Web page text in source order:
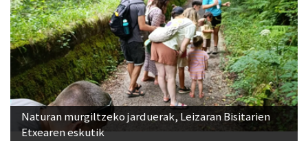
Naturan murgiltzeko jarduerak, Leizaran Bisitarien
Etxearen eskutik